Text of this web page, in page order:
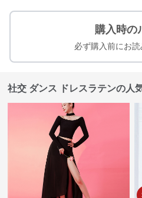
購入時の
必ず購入前にお読
社交 ダンス ドレスラテンの人